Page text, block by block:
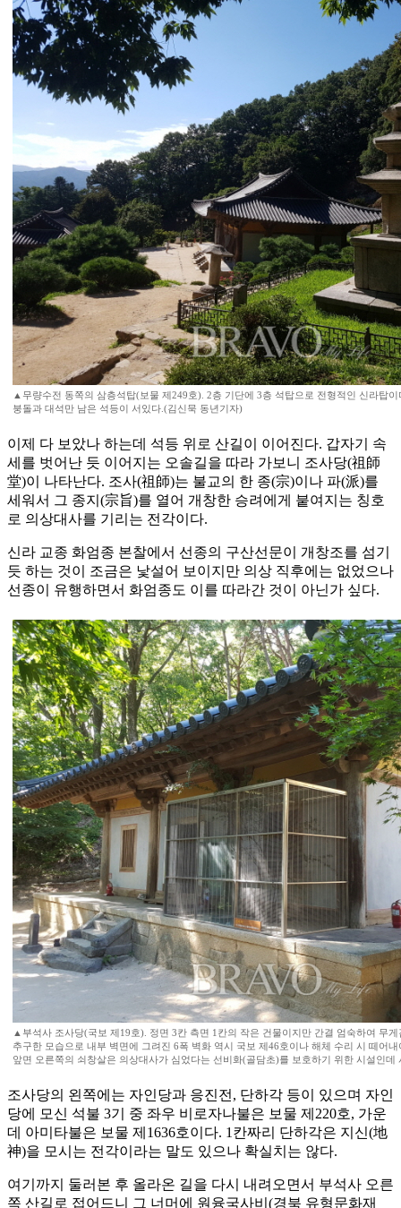
▲무량수전 동쪽의 삼층석탑(보물 제249호). 2층 기단에 3층 석탑으로 전형적인 신라탑
붕돌과 대석만 남은 석등이 서있다.(김신묵 동년기자)
이제 다 보았나 하는데 석등 위로 산길이 이어진다. 갑자기 속
세를 벗어난 듯 이어지는 오솔길을 따라 가보니 조사당(祖師
堂)이 나타난다. 조사(祖師)는 불교의 한 종(宗)이나 파(派)를
세워서 그 종지(宗旨)를 열어 개창한 승려에게 붙여지는 칭호
로 의상대사를 기리는 전각이다.
신라 교종 화엄종 본찰에서 선종의 구산선문이 개창조를 섬기
듯 하는 것이 조금은 낯설어 보이지만 의상 직후에는 없었으나
선종이 유행하면서 화엄종도 이를 따라간 것이 아닌가 싶다.
▲부석사 조사당(국보 제19호). 정면 3칸 측면 1칸의 작은 건물이지만 간결 엄숙하여 무
추구한 모습으로 내부 벽면에 그려진 6폭 벽화 역시 국보 제46호이나 해체 수리 시 떼어
앞면 오른쪽의 쇠창살은 의상대사가 심었다는 선비화(골담초)를 보호하기 위한 시설인데
조사당의 왼쪽에는 자인당과 응진전, 단하각 등이 있으며 자인
당에 모신 석불 3기 중 좌우 비로자나불은 보물 제220호, 가운
데 아미타불은 보물 제1636호이다. 1칸짜리 단하각은 지신(地
神)을 모시는 전각이라는 말도 있으나 확실치는 않다.
여기까지 둘러본 후 올라온 길을 다시 내려오면서 부석사 오른
쪽 산길로 접어드니 그 너머에 원융국사비(경북 유형문화재